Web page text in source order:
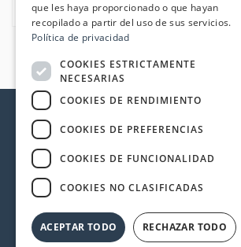
que les haya proporcionado o que hayan
recopilado a partir del uso de sus servicios.
Política de privacidad
COOKIES ESTRICTAMENTE
NECESARIAS
COOKIES DE RENDIMIENTO
COOKIES DE PREFERENCIAS
COOKIES DE FUNCIONALIDAD
COOKIES NO CLASIFICADAS
ACEPTAR TODO RECHAZAR TODO